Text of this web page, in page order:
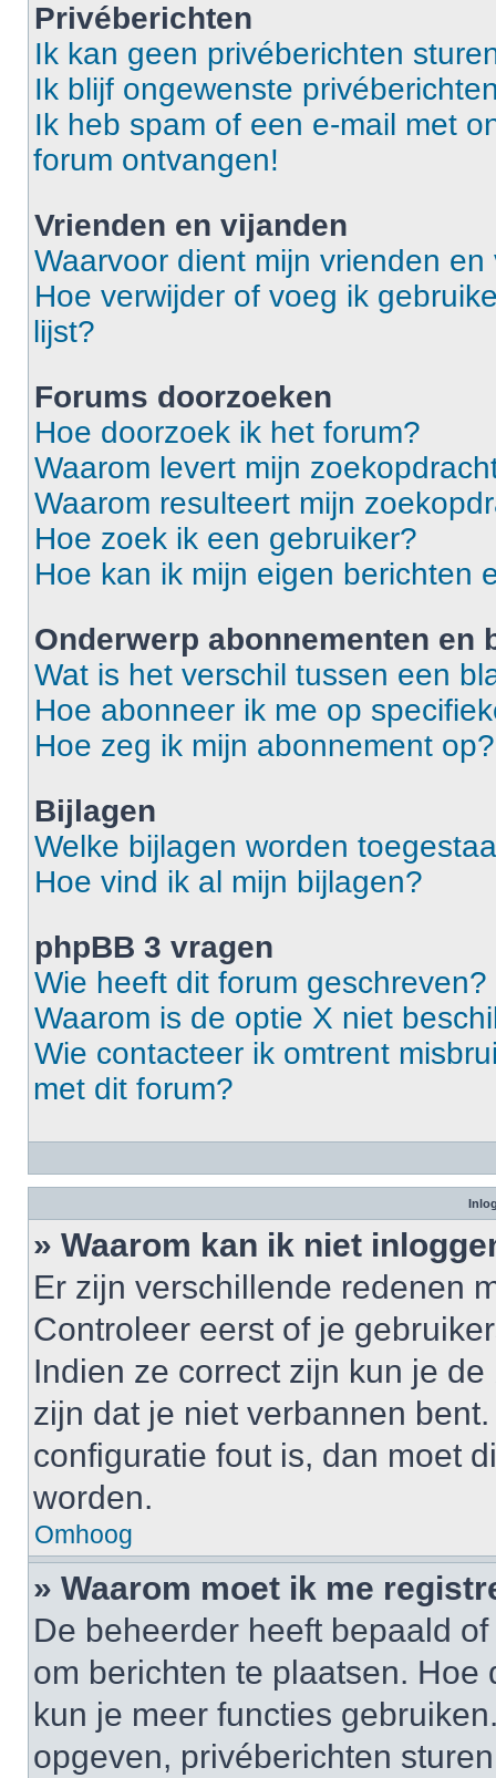
Privéberichten
Ik kan geen privéberichten
Ik blijf ongewenste
Ik heb spam of een e-mail met
forum ontvangen!
Vrienden en vijanden
Waarvoor dient mijn vrienden en
Hoe verwijder of voeg ik
lijst?
Forums doorzoeken
Hoe doorzoek ik het forum?
Waarom levert mijn
Waarom resulteert mijn
Hoe zoek ik een gebruiker?
Hoe kan ik mijn eigen berichten
Onderwerp abonnementen en
Wat is het verschil tussen een
Hoe abonneer ik me op
Hoe zeg ik mijn abonnement op?
Bijlagen
Welke bijlagen worden
Hoe vind ik al mijn bijlagen?
phpBB 3 vragen
Wie heeft dit forum geschreven?
Waarom is de optie X niet
Wie contacteer ik omtrent
met dit forum?
» Waarom kan ik niet
Er zijn verschillende redenen
Controleer eerst of je
Indien ze correct zijn kun je
zijn dat je niet verbannen
configuratie fout is, dan moet
worden.
Omhoog
» Waarom moet ik me
De beheerder heeft bepaald
om berichten te plaatsen.
kun je meer functies
opgeven, privéberichten